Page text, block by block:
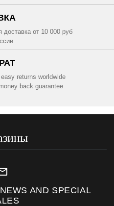
доставка от 10 000 руб
returns worldwide
back guarantee
AND SPECIAL